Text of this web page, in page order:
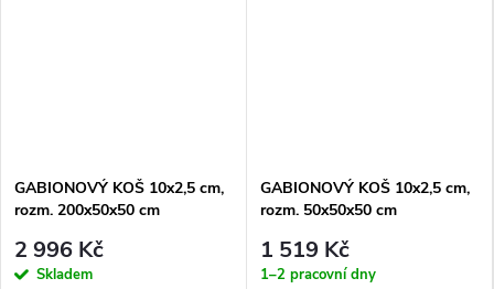
GABIONOVÝ KOŠ 10x2,5 cm,
rozm. 200x50x50 cm
2 996 Kč
Skladem
GABIONOVÝ KOŠ 10x2,5 cm,
rozm. 50x50x50 cm
1 519 Kč
1–2 pracovní dny